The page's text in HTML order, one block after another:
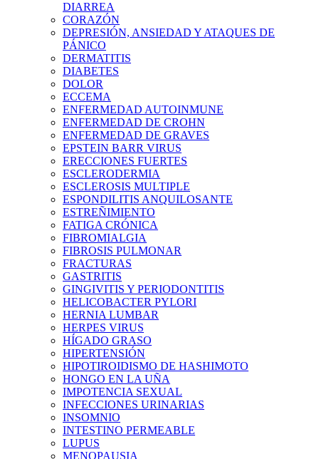
DIARREA
CORAZÓN
DEPRESIÓN, ANSIEDAD Y ATAQUES DE
PÁNICO
DERMATITIS
DIABETES
DOLOR
ECCEMA
ENFERMEDAD AUTOINMUNE
ENFERMEDAD DE CROHN
ENFERMEDAD DE GRAVES
EPSTEIN BARR VIRUS
ERECCIONES FUERTES
ESCLERODERMIA
ESCLEROSIS MULTIPLE
ESPONDILITIS ANQUILOSANTE
ESTREÑIMIENTO
FATIGA CRÓNICA
FIBROMIALGIA
FIBROSIS PULMONAR
FRACTURAS
GASTRITIS
GINGIVITIS Y PERIODONTITIS
HELICOBACTER PYLORI
HERNIA LUMBAR
HERPES VIRUS
HÍGADO GRASO
HIPERTENSIÓN
HIPOTIROIDISMO DE HASHIMOTO
HONGO EN LA UÑA
IMPOTENCIA SEXUAL
INFECCIONES URINARIAS
INSOMNIO
INTESTINO PERMEABLE
LUPUS
MENOPAUSIA